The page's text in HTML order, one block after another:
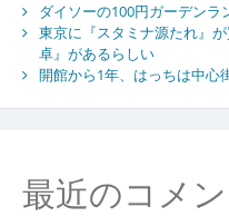
ダイソーの100円ガーデンラ
東京に『スタミナ源たれ』
卓』があるらしい
開館から1年、はっちは中心
最近のコメン